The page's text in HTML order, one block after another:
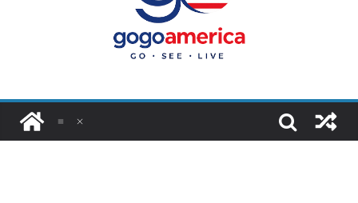
โอนเงินจากอเมริกากลับไทย ใช้วิธีไหน
ประหยัดและคุ้มที่สุดในปี 2026?
VPN สำหรับใช้ในอเมริกา 2026: ตัว